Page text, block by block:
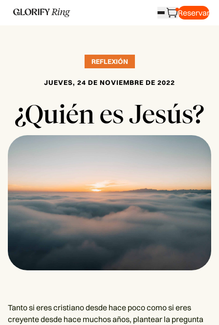
Reservar
REFLEXIÓN
JUEVES, 24 DE NOVIEMBRE DE 2022
¿Quién es Jesús?
Tanto si eres cristiano desde hace poco como si eres
creyente desde hace muchos años, plantear la pregunta